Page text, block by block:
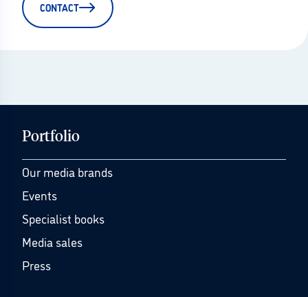
CONTACT
Portfolio
Our media brands
Events
Specialist books
Media sales
Press